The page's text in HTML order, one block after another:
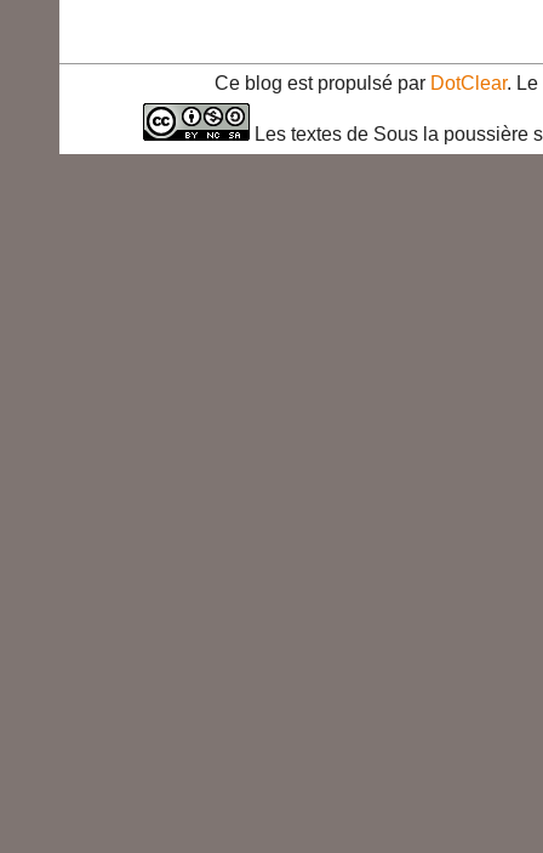
Ce blog est propulsé par DotClear. Le
Les textes de Sous la poussière